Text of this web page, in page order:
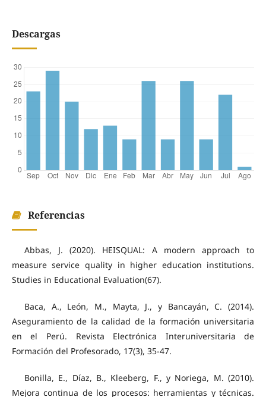
Descargas
Referencias
Abbas, J. (2020). HEISQUAL: A modern approach to
measure service quality in higher education institutions.
Studies in Educational Evaluation(67).
Baca, A., León, M., Mayta, J., y Bancayán, C. (2014).
Aseguramiento de la calidad de la formación universitaria
en el Perú. Revista Electrónica Interuniversitaria de
Formación del Profesorado, 17(3), 35-47.
Bonilla, E., Díaz, B., Kleeberg, F., y Noriega, M. (2010).
Mejora continua de los procesos: herramientas y técnicas.